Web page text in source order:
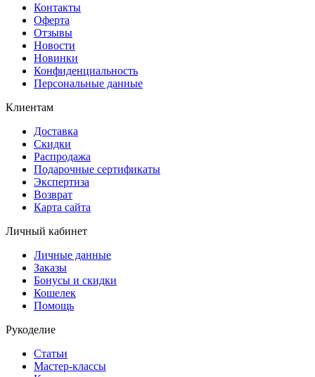
Контакты
Оферта
Отзывы
Новости
Новинки
Конфиденциальность
Персональные данные
Клиентам
Доставка
Скидки
Распродажа
Подарочные сертификаты
Экспертиза
Возврат
Карта сайта
Личный кабинет
Личные данные
Заказы
Бонусы и скидки
Кошелек
Помощь
Рукоделие
Статьи
Мастер-классы